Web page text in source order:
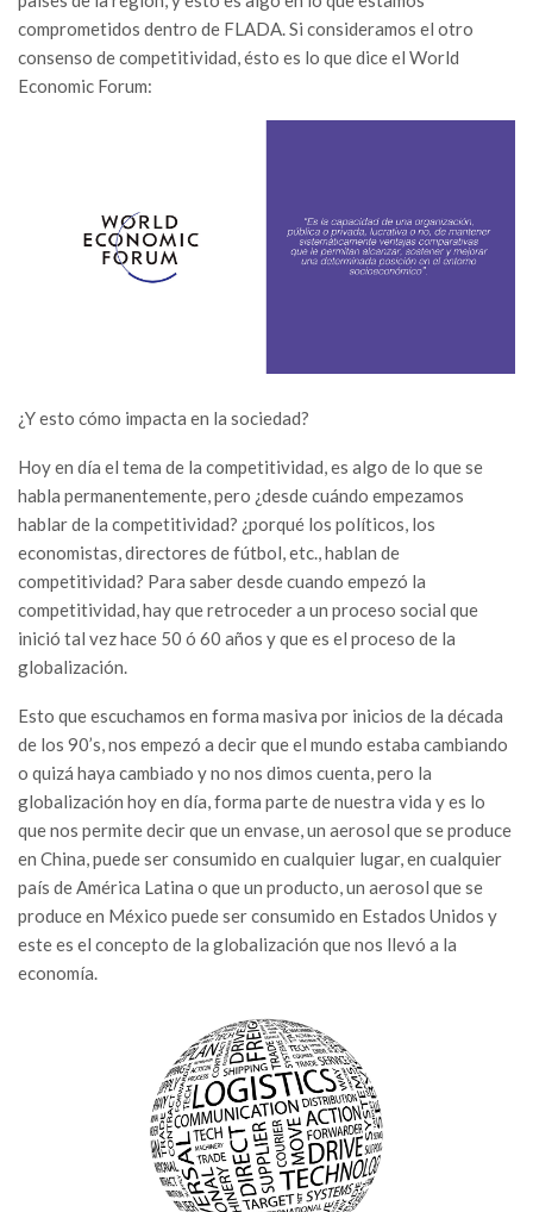
comprometidos dentro de FLADA. Si consideramos el otro
consenso de competitividad, ésto es lo que dice el World
Economic Forum:
¿Y esto cómo impacta en la sociedad?
Hoy en día el tema de la competitividad, es algo de lo que se
habla permanentemente, pero ¿desde cuándo empezamos
hablar de la competitividad? ¿porqué los políticos, los
economistas, directores de fútbol, etc., hablan de
competitividad? Para saber desde cuando empezó la
competitividad, hay que retroceder a un proceso social que
inició tal vez hace 50 ó 60 años y que es el proceso de la
globalización.
Esto que escuchamos en forma masiva por inicios de la década
de los 90’s, nos empezó a decir que el mundo estaba cambiando
o quizá haya cambiado y no nos dimos cuenta, pero la
globalización hoy en día, forma parte de nuestra vida y es lo
que nos permite decir que un envase, un aerosol que se produce
en China, puede ser consumido en cualquier lugar, en cualquier
país de América Latina o que un producto, un aerosol que se
produce en México puede ser consumido en Estados Unidos y
este es el concepto de la globalización que nos llevó a la
economía.